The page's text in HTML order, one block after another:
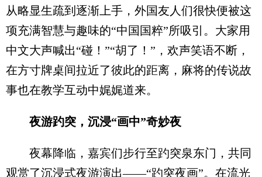
从略显生疏到逐渐上手，外国友人们很快便被这
项充满智慧与趣味的“中国国粹”所吸引。大家用
中文大声喊出“碰！”“胡了！”，欢声笑语不断，
在方寸牌桌间拉近了彼此的距离，麻将的传说故
事也在教学互动中娓娓道来。
夜游趵突，沉浸“画中”奇妙夜
夜幕降临，嘉宾们步行至趵突泉东门，共同
观赏了沉浸式夜游演出——“趵突夜画”。在流光